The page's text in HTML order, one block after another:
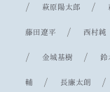
/ 萩原陽太郎 /
藤田遼平 / 西村純
/ 金城基樹 / 鈴
輔 / 長廉太朗